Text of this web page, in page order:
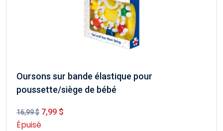
Oursons sur bande élastique pour
poussette/siège de bébé
16,99 $ 7,99 $
Épuisé